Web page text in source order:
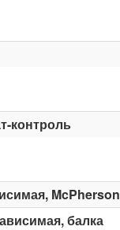
контроль
McPherson
балка